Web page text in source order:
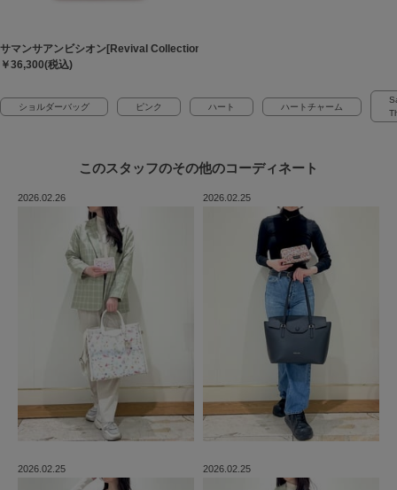
サマンサアンビシオン[Revival Collection]
￥36,300(税込)
ショルダーバッグ ピンク ハート ハートチャーム
このスタッフのその他のコーディネート
2026.02.26 2026.02.25
2026.02.25 2026.02.25